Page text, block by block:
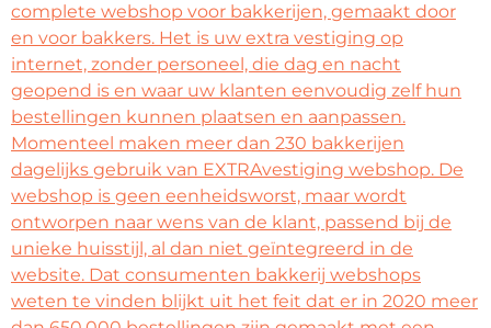
complete webshop voor bakkerijen, gemaakt door
en voor bakkers. Het is uw extra vestiging op
internet, zonder personeel, die dag en nacht
geopend is en waar uw klanten eenvoudig zelf hun
bestellingen kunnen plaatsen en aanpassen.
Momenteel maken meer dan 230 bakkerijen
dagelijks gebruik van EXTRAvestiging webshop. De
webshop is geen eenheidsworst, maar wordt
ontworpen naar wens van de klant, passend bij de
unieke huisstijl, al dan niet geïntegreerd in de
website. Dat consumenten bakkerij webshops
weten te vinden blijkt uit het feit dat er in 2020 meer